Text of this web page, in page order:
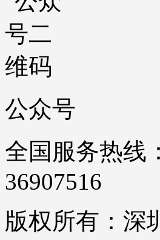
公众号
全国服务热线
36907516
版权所有：